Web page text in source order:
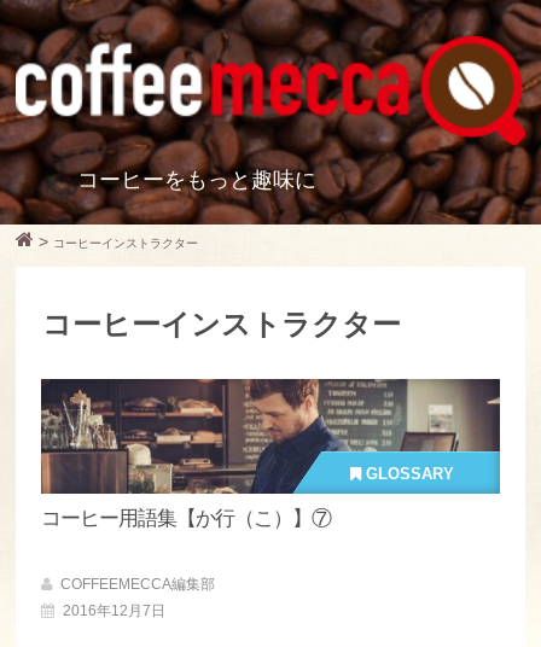
コーヒーをもっと趣味に
> コーヒーインストラクター
コーヒーインストラクター
GLOSSARY
コーヒー用語集【か行（こ）】⑦
COFFEEMECCA編集部
2016年12月7日